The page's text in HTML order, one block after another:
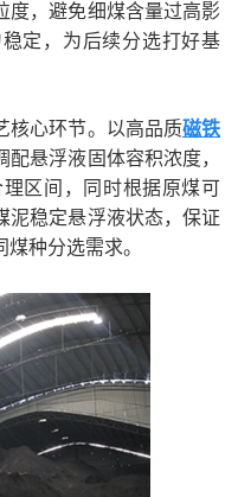
度，避免细煤含量过高影
定，为后续分选打好基
心环节。以高品质磁铁
悬浮液固体容积浓度，
区间，同时根据原煤可
泥稳定悬浮液状态，保证
种分选需求。